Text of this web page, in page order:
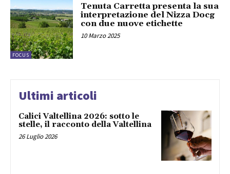
FOCUS
Tenuta Carretta presenta la sua
interpretazione del Nizza Docg
con due nuove etichette
10 Marzo 2025
Ultimi articoli
Calici Valtellina 2026: sotto le
stelle, il racconto della Valtellina
26 Luglio 2026